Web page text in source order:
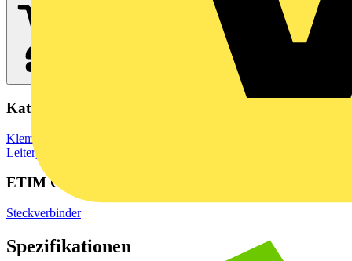
Kategorien
Klemmen, Steckverbinder & Verbindungselemente
Leiterplattensteckverbinder
ETIM Group
Steckverbinder
Spezifikationen